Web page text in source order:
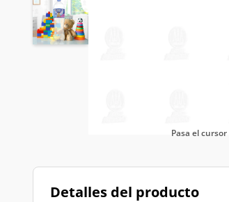
Pasa el
Detalles del producto